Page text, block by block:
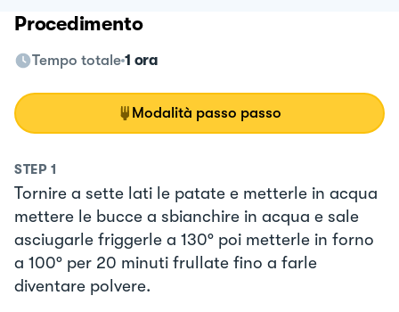
Procedimento
Tempo totale 1 ora
Modalità passo passo
STEP 1
Tornire a sette lati le patate e metterle in acqua
mettere le bucce a sbianchire in acqua e sale
asciugarle friggerle a 130° poi metterle in forno
a 100° per 20 minuti frullate fino a farle
diventare polvere.